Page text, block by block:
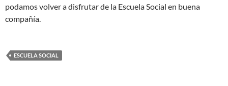
podamos volver a disfrutar de la Escuela Social en buena
compañía.
ESCUELA SOCIAL